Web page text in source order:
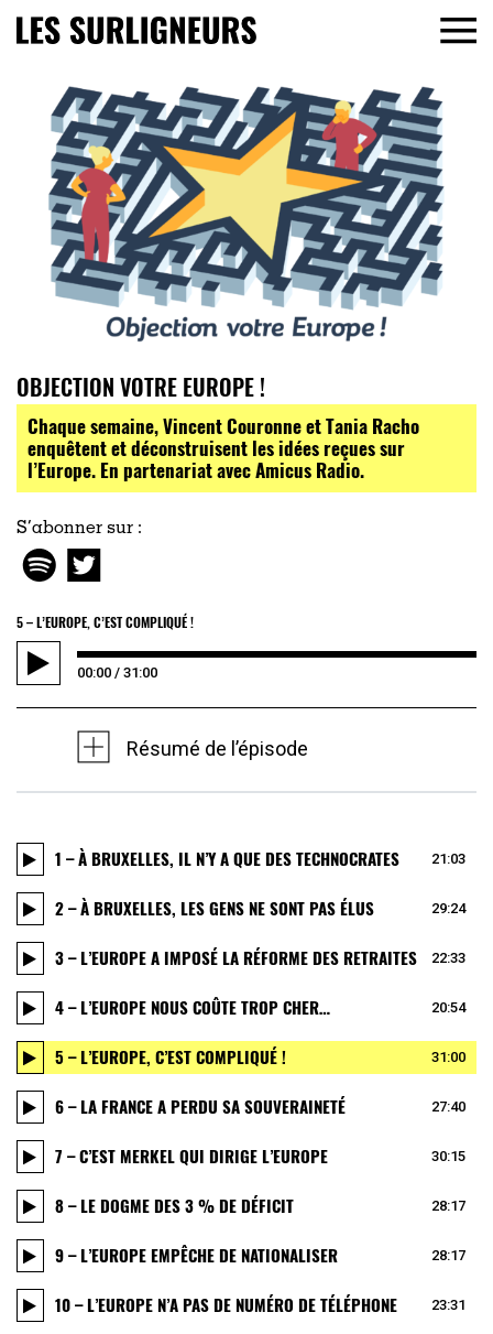
OBJECTION VOTRE EUROPE !
Chaque semaine, Vincent Couronne et Tania Racho
enquêtent et déconstruisent les idées reçues sur
l’Europe. En partenariat avec Amicus Radio.
S’abonner sur :
5 – L’EUROPE, C’EST COMPLIQUÉ !
00:00 / 31:00
Résumé de l’épisode
1 – À BRUXELLES, IL N’Y A QUE DES TECHNOCRATES 21:03
2 – À BRUXELLES, LES GENS NE SONT PAS ÉLUS 29:24
3 – L’EUROPE A IMPOSÉ LA RÉFORME DES RETRAITES 22:33
4 – L’EUROPE NOUS COÛTE TROP CHER… 20:54
5 – L’EUROPE, C’EST COMPLIQUÉ ! 31:00
6 – LA FRANCE A PERDU SA SOUVERAINETÉ 27:40
7 – C’EST MERKEL QUI DIRIGE L’EUROPE 30:15
8 – LE DOGME DES 3 % DE DÉFICIT 28:17
9 – L’EUROPE EMPÊCHE DE NATIONALISER 28:17
10 – L’EUROPE N’A PAS DE NUMÉRO DE TÉLÉPHONE 23:31